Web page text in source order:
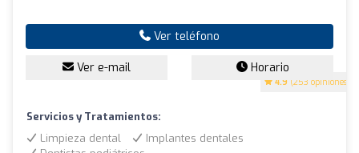
4.9 (253 opiniones)
Ver teléfono
Ver e-mail Horario
Servicios y Tratamientos:
Limpieza dental
Implantes dentales